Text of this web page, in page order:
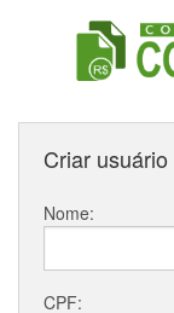
Criar usuário
Nome:
CPF: